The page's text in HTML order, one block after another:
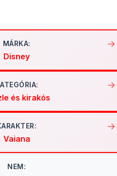
MÁRKA:
Disney
és kirakós
Vaiana
NEM: